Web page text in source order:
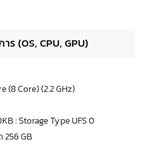
ร (OS, CPU, GPU)
(8 Core) (2.2 GHz)
: Storage Type UFS 0
256 GB